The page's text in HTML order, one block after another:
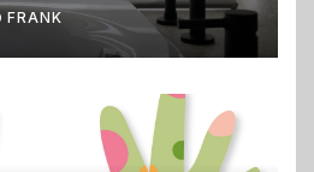
FRANK